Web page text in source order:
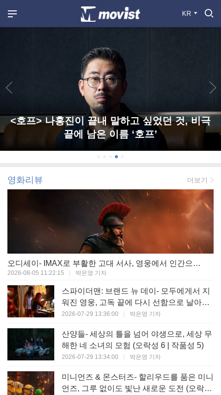
KR
<호프> 나홍진이 끝내 말하고 싶었던 것, 비극
끝에 남은 이름 ‘호프’
영화리뷰 더보기
오디세이- IMAX로 부활한 고대 서사, 영웅에서 인간으로의 귀환 (오락성 9 | 작품성 9)
2026-08-05 11:22:15 박은영 기자
스파이더맨: 브랜드 뉴 데이- 모두에게서 지
워진 영웅, 고독 끝에 다시 선함으로 날아오
르다 (오락성 8 | 작품성 8)
2026-07-29 13:36:00 박은영 기자
산양들- 세상의 틀을 넘어 야생으로, 세상 무
해한 네 소녀의 모험 (오락성 6 | 작품성 5)
2026-07-29 13:34:00 박은영 기자
미니언즈 & 몬스터즈- 할리우드를 품은 미니
언즈, 그루 없이도 빛난 새로운 도전 (오락성